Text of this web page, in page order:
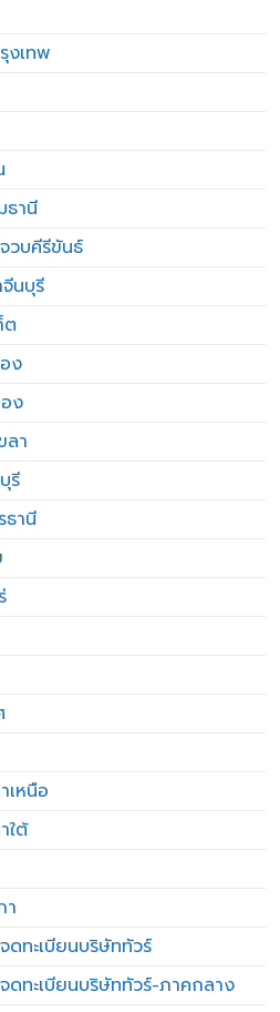
งเทพ
ธานี
วบคีรีขันธ์
นบุรี
ต
ง
ง
ลา
รี
ธานี
เหนือ
ใต้
า
ดทะเบียนบริษัททัวร์
ดทะเบียนบริษัททัวร์-ภาคกลาง